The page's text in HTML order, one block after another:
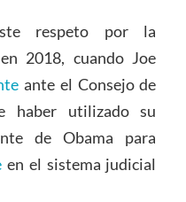
respeto por la
2018, cuando Joe
ante el Consejo de
haber utilizado su
de Obama para
en el sistema judicial